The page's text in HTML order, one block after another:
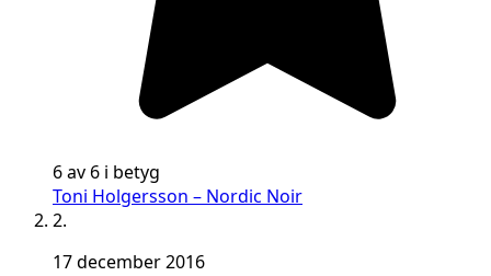
6 av 6 i betyg
Toni Holgersson – Nordic Noir
2.
17 december 2016